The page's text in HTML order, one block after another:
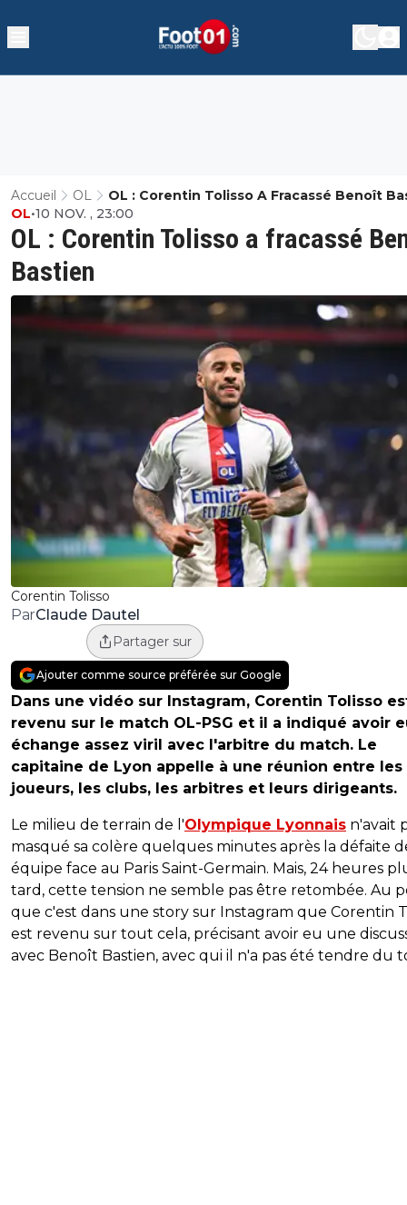
Accueil OL OL : Corentin Tolisso A Fracassé Benoît
Corentin Tolisso
OL : Corentin Tolisso a fracassé
Bastien
OL•10 NOV. , 23:00
ParClaude Dautel
Partager sur
Ajouter comme source préférée sur Google
Dans une vidéo sur Instagram, Corentin Tolisso
revenu sur le match OL-PSG et il a indiqué avoir
échange assez viril avec l'arbitre du match. Le
capitaine de Lyon appelle à une réunion entre les
joueurs, les clubs, les arbitres et leurs dirigeants.
Le milieu de terrain de l'Olympique Lyonnais n'avait
masqué sa colère quelques minutes après la défaite
équipe face au Paris Saint-Germain. Mais, 24 heures
tard, cette tension ne semble pas être retombée. Au
que c'est dans une story sur Instagram que Corentin
est revenu sur tout cela, précisant avoir eu une
avec Benoît Bastien, avec qui il n'a pas été tendre du